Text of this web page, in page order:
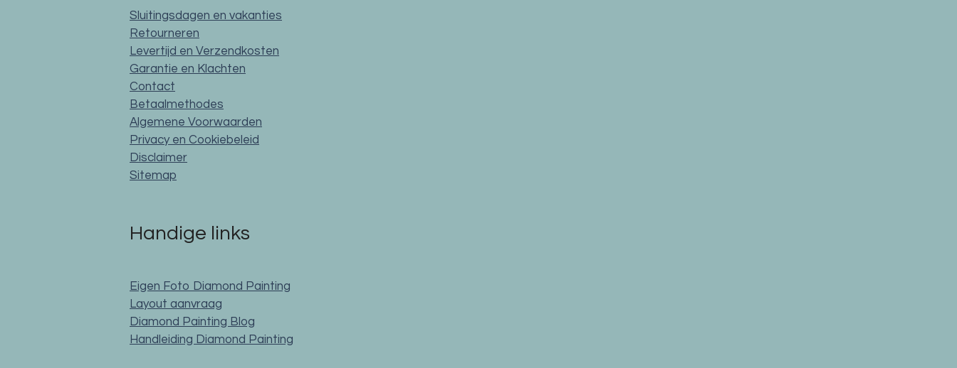
Sluitingsdagen en vakanties
Retourneren
Levertijd en Verzendkosten
Garantie en Klachten
Contact
Betaalmethodes
Algemene Voorwaarden
Privacy en Cookiebeleid
Disclaimer
Sitemap
Handige links
Eigen Foto Diamond Painting
Layout aanvraag
Diamond Painting Blog
Handleiding Diamond Painting